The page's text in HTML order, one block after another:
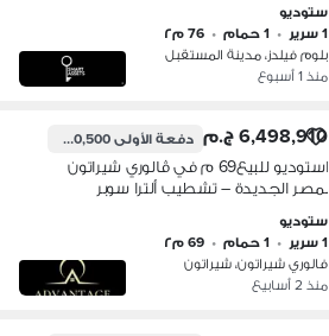
ستوديو
1 سرير
• 1 حمام • 76 م٢
بلوم فيلدز، مدينة المستقبل
منذ 1 أسبوع
6,498,910 ج.م دفعة الأولى2,760,500 ج.م
استوديو للبيع69 م في ڤالوري شيراتون
بمصر الجديدة – تشطيب ألترا سوبر
– بجوار سيتي سنتر الماظة وعلى
الأوتوستراد
ستوديو
1 سرير
• 1 حمام • 69 م٢
فالوري شيراتون، شيراتون
منذ 2 أسابيع